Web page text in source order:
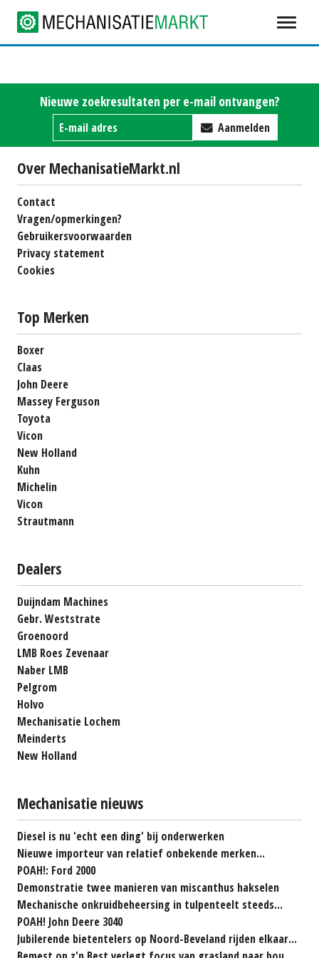
Nieuwe zoekresultaten per e-mail ontvangen?
Aanmelden
Over MechanisatieMarkt.nl
Contact
Vragen/opmerkingen?
Gebruikersvoorwaarden
Privacy statement
Cookies
Top Merken
Boxer
Claas
John Deere
Massey Ferguson
Toyota
Vicon
New Holland
Kuhn
Michelin
Vicon
Strautmann
Dealers
Duijndam Machines
Gebr. Weststrate
Groenoord
LMB Roes Zevenaar
Naber LMB
Pelgrom
Holvo
Mechanisatie Lochem
Meinderts
New Holland
Mechanisatie nieuws
Diesel is nu 'echt een ding' bij onderwerken
Nieuwe importeur van relatief onbekende merken...
POAH!: Ford 2000
Demonstratie twee manieren van miscanthus hakselen
Mechanische onkruidbeheersing in tulpenteelt steeds...
POAH! John Deere 3040
Jubilerende bietentelers op Noord-Beveland rijden elkaar...